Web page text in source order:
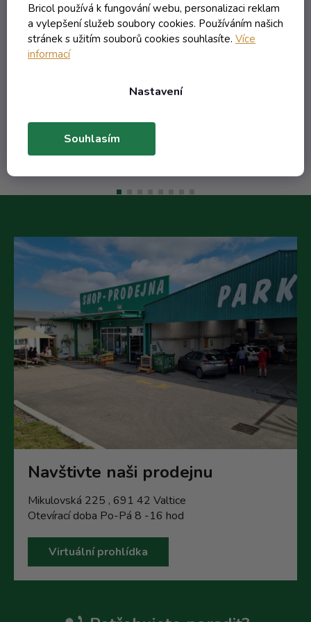
Bricol používá k fungování webu, personalizaci reklam
a vylepšení služeb soubory cookies. Používáním našich
stránek s užitím souborů cookies souhlasíte. Více
informací
Nastavení
Souhlasím
Skladem
112,90 Kč
Navštivte naši prodejnu
Mikulovská 225 , 691 42 Valtice
Otevírací doba Po-Pá 8 -16 hod
Virtuální prohlídka